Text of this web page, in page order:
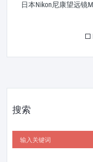
日本Nikon尼康望远镜
搜索